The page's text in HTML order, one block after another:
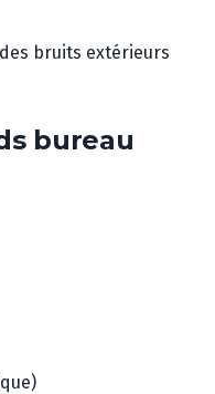
bruits extérieurs
bureau